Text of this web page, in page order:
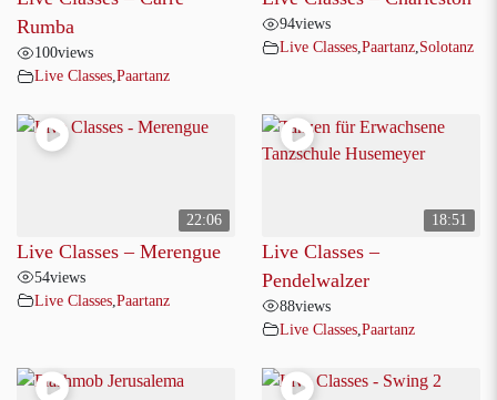
Rumba
100views
Live Classes Paartanz
94views
Live Classes Paartanz Solotanz
22:06
Live Classes – Merengue
54views
Live Classes Paartanz
18:51
Live Classes –
Pendelwalzer
88views
Live Classes Paartanz